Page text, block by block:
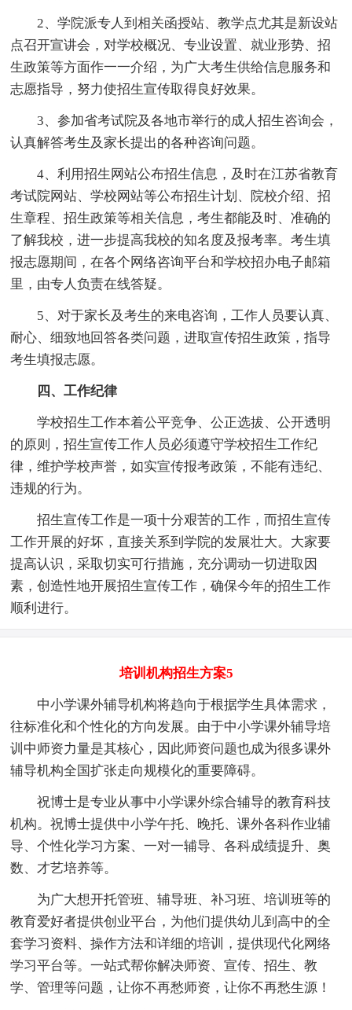
2、学院派专人到相关函授站、教学点尤其是新设站
点召开宣讲会，对学校概况、专业设置、就业形势、招
生政策等方面作一一介绍，为广大考生供给信息服务和
志愿指导，努力使招生宣传取得良好效果。
3、参加省考试院及各地市举行的成人招生咨询会，
认真解答考生及家长提出的各种咨询问题。
4、利用招生网站公布招生信息，及时在江苏省教育
考试院网站、学校网站等公布招生计划、院校介绍、招
生章程、招生政策等相关信息，考生都能及时、准确的
了解我校，进一步提高我校的知名度及报考率。考生填
报志愿期间，在各个网络咨询平台和学校招办电子邮箱
里，由专人负责在线答疑。
5、对于家长及考生的来电咨询，工作人员要认真、
耐心、细致地回答各类问题，进取宣传招生政策，指导
考生填报志愿。
四、工作纪律
学校招生工作本着公平竞争、公正选拔、公开透明
的原则，招生宣传工作人员必须遵守学校招生工作纪
律，维护学校声誉，如实宣传报考政策，不能有违纪、
违规的行为。
招生宣传工作是一项十分艰苦的工作，而招生宣传
工作开展的好坏，直接关系到学院的发展壮大。大家要
提高认识，采取切实可行措施，充分调动一切进取因
素，创造性地开展招生宣传工作，确保今年的招生工作
顺利进行。
培训机构招生方案5
中小学课外辅导机构将趋向于根据学生具体需求，
往标准化和个性化的方向发展。由于中小学课外辅导培
训中师资力量是其核心，因此师资问题也成为很多课外
辅导机构全国扩张走向规模化的重要障碍。
祝博士是专业从事中小学课外综合辅导的教育科技
机构。祝博士提供中小学午托、晚托、课外各科作业辅
导、个性化学习方案、一对一辅导、各科成绩提升、奥
数、才艺培养等。
为广大想开托管班、辅导班、补习班、培训班等的
教育爱好者提供创业平台，为他们提供幼儿到高中的全
套学习资料、操作方法和详细的培训，提供现代化网络
学习平台等。一站式帮你解决师资、宣传、招生、教
学、管理等问题，让你不再愁师资，让你不再愁生源！